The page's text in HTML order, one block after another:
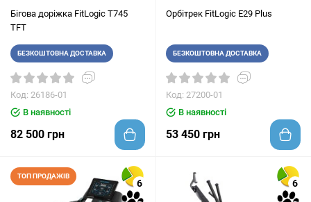
Бігова доріжка FitLogic T745
TFT
БЕЗКОШТОВНА ДОСТАВКА
Код: 26186-01
В наявності
82 500 грн
Орбітрек FitLogic E29 Plus
БЕЗКОШТОВНА ДОСТАВКА
Код: 27200-01
В наявності
53 450 грн
6
ТОП ПРОДАЖІВ
6